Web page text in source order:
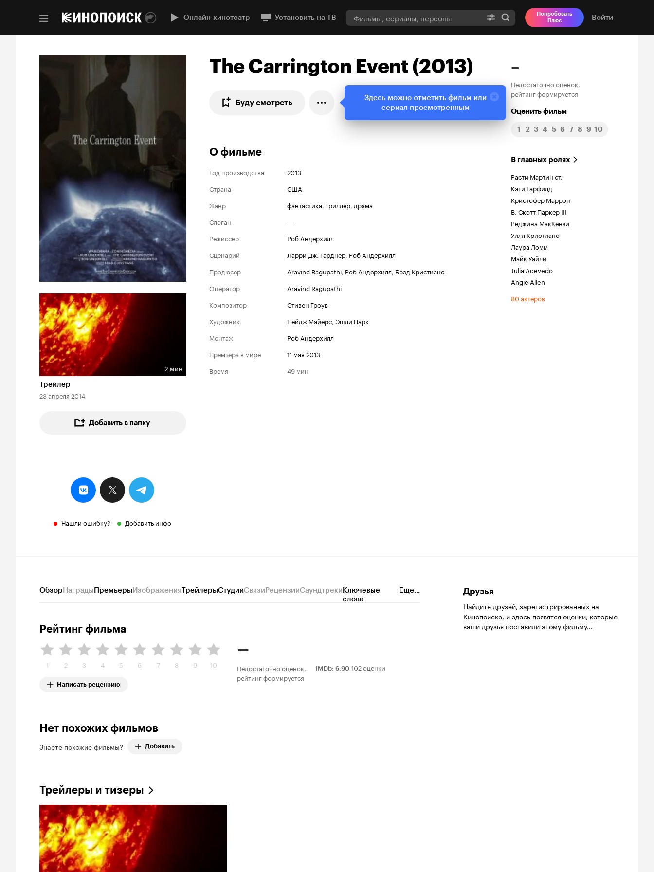
Онлайн-кинотеатр Установить на ТВ
Попробовать
Плюс
Войти
Длительность 2 мин
2 мин
Трейлер
23 апреля 2014
Добавить в папку
Нашли ошибку? Добавить инфо
The Carrington Event (2013)
Буду смотреть
–
Недостаточно оценок,
рейтинг формируется
Оценить фильм
1 2 3 4 5 6 7 8 9 10
О фильме
Год производства
2013
Страна
США
Жанр
фантастика, триллер, драма
Слоган
—
Режиссер
Роб Андерхилл
Сценарий
Ларри Дж. Гарднер, Роб Андерхилл
Продюсер
Aravind Ragupathi, Роб Андерхилл, Брэд Кристианс
Оператор
Aravind Ragupathi
Композитор
Стивен Гроув
Художник
Пейдж Майерс, Эшли Парк
Монтаж
Роб Андерхилл
Премьера в мире
11 мая 2013
Время
49 мин
В главных ролях
Расти Мартин ст.
Кэти Гарфилд
Кристофер Маррон
В. Скотт Паркер III
Реджина МакКензи
Уилл Кристианс
Лаура Ломм
Майк Уайли
Julia Acevedo
Angie Allen
80 актеров
ОбзорНаградыПремьерыИзображенияТрейлерыСтудииСвязиРецензииСаундтрекиКлючевые
слова
Еще...
Рейтинг фильма
1 2 3 4 5 6 7 8 9 10
Написать рецензию
–
Недостаточно оценок,
рейтинг формируется
IMDb: 6.90 102 оценки
Нет похожих фильмов
Знаете похожие фильмы? Добавить
Трейлеры и тизеры
Друзья
Найдите друзей, зарегистрированных на
Кинопоиске, и здесь появятся оценки, которые
ваши друзья поставили этому фильму...
Здесь можно отметить фильм или
сериал просмотренным